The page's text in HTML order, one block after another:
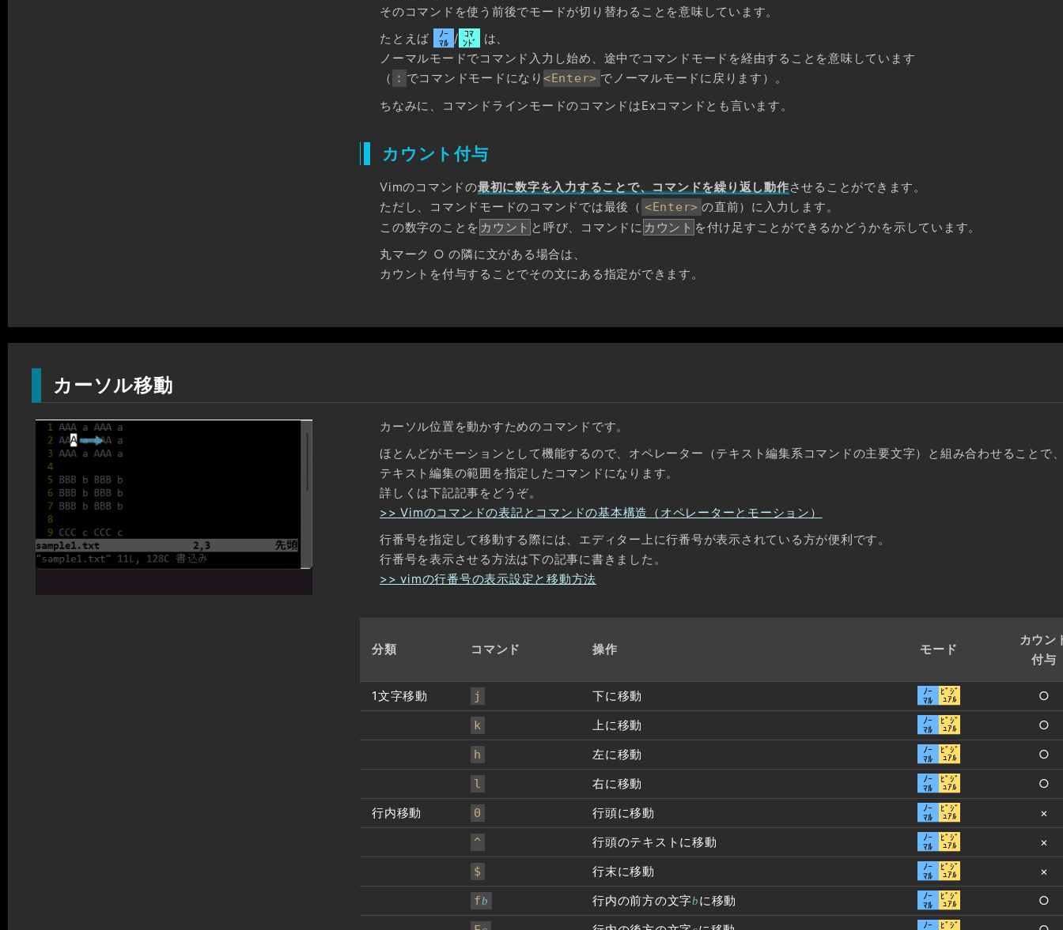
そのコマンドを使う前後でモードが切り替わることを意味しています。
たとえば
/
は、
ノーマルモードでコマンド入力し始め、途中でコマンドモードを経由することを意味しています
（ : でコマンドモードになり <Enter> でノーマルモードに戻ります）。
ちなみに、コマンドラインモードのコマンドはExコマンドとも言います。
カウント付与
Vimのコマンドの最初に数字を入力することで、コマンドを繰り返し動作させることができます。
ただし、コマンドモードのコマンドでは最後（ <Enter> の直前）に入力します。
この数字のことを カウント と呼び、コマンドに カウント を付け足すことができるかどうかを示しています。
丸マーク ○ の隣に文がある場合は、
カウントを付与することでその文にある指定ができます。
カーソル移動
カーソル位置を動かすためのコマンドです。
ほとんどがモーションとして機能するので、オペレーター（テキスト編集系コマンドの主要文字）と組み合わせることで
テキスト編集の範囲を指定したコマンドになります。
詳しくは下記記事をどうぞ。
>> Vimのコマンドの表記とコマンドの基本構造（オペレーターとモーション）
行番号を指定して移動する際には、エディター上に行番号が表示されている方が便利です。
行番号を表示させる方法は下の記事に書きました。
>> vimの行番号の表示設定と移動方法
分類 コマンド 操作 モード
カウン
付与
1文字移動 j 下に移動 ○
k 上に移動 ○
h 左に移動 ○
l 右に移動
○
行内移動
0 行頭に移動 ×
^ 行頭のテキストに移動 ×
$ 行末に移動 ×
fb 行内の前方の文字bに移動 ○